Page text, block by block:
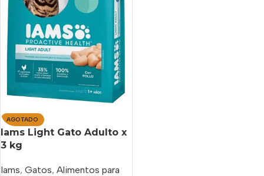
AGOTADO
Iams Light Gato Adulto x
3 kg
Iams, Gatos, Alimentos para